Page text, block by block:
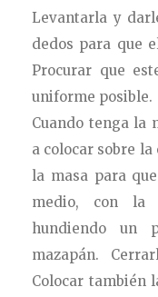
Levantarla y
dedos para que
Procurar que
uniforme posible.
Cuando tenga la
a colocar sobre
la masa para
medio, con la
hundiendo un
mazapán.
Colocar también